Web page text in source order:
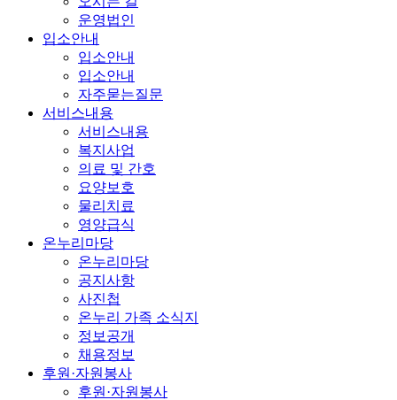
운영법인
입소안내
입소안내
입소안내
자주묻는질문
서비스내용
서비스내용
복지사업
의료 및 간호
요양보호
물리치료
영양급식
온누리마당
온누리마당
공지사항
사진첩
온누리 가족 소식지
정보공개
채용정보
후원·자원봉사
후원·자원봉사